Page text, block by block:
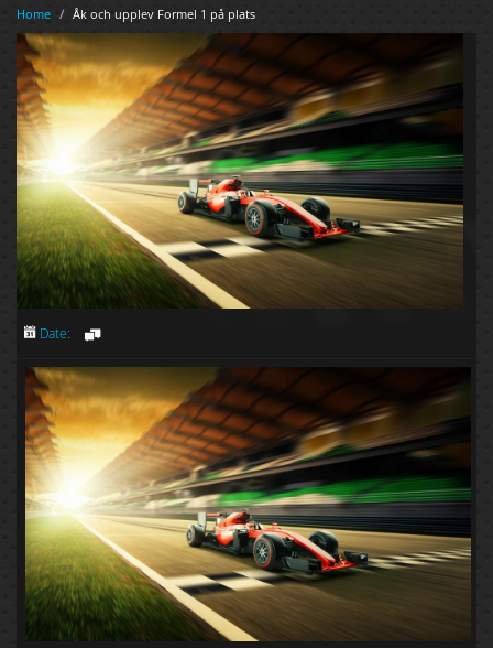
Home / Åk och upplev Formel 1 på plats
Date: